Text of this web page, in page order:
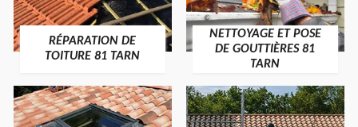
RÉPARATION DE
TOITURE 81 TARN
NETTOYAGE ET POSE
DE GOUTTIÈRES 81
TARN